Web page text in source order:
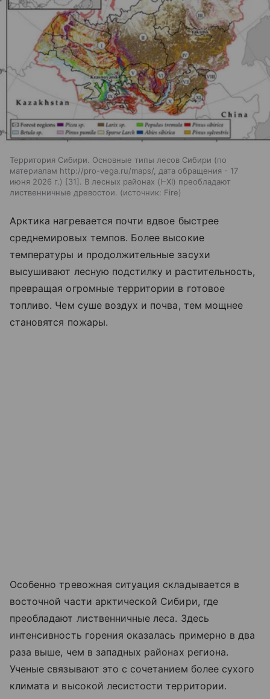
Территория Сибири. Основные типы лесов Сибири (по
материалам http://pro-vega.ru/maps/, дата обращения - 17
июня 2026 г.) [31]. В лесных районах (I–XI) преобладают
лиственничные древостои.
источник: Fire
Арктика нагревается почти вдвое быстрее
среднемировых темпов. Более высокие
температуры и продолжительные засухи
высушивают лесную подстилку и растительность,
превращая огромные территории в готовое
топливо. Чем суше воздух и почва, тем мощнее
становятся пожары.
Особенно тревожная ситуация складывается в
восточной части арктической Сибири, где
преобладают лиственничные леса. Здесь
интенсивность горения оказалась примерно в два
раза выше, чем в западных районах региона.
Ученые связывают это с сочетанием более сухого
климата и высокой лесистости территории.